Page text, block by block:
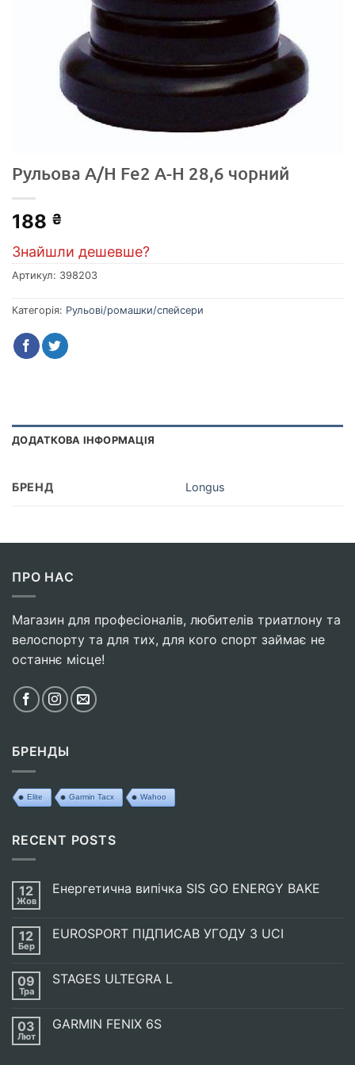
Рульова A/H Fe2 А-Н 28,6 чорний
188 ₴
Знайшли дешевше?
Артикул: 398203
Категорія: Рульові/ромашки/спейсери
ДОДАТКОВА ІНФОРМАЦІЯ
БРЕНД Longus
ПРО НАС
Магазин для професіоналів, любителів триатлону та
велоспорту та для тих, для кого спорт займає не
останнє місце!
БРЕНДЫ
Elite Garmin Tacx Wahoo
RECENT POSTS
12
Жов
Енергетична випічка SIS GO ENERGY BAKE
Енергетична
ENERGY
BAKE
12
Бер
EUROSPORT ПІДПИСАВ УГОДУ З UCI
EUROSPORT
UCI
09
Тра
STAGES ULTEGRA L
STAGES
03
Лют
GARMIN FENIX 6S